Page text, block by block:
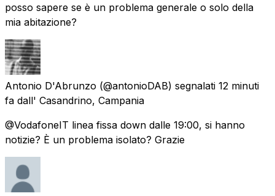
posso sapere se è un problema generale o solo della
mia abitazione?
Antonio D'Abrunzo (@antonioDAB) segnalati 12 minuti
fa dall' Casandrino, Campania
@VodafoneIT linea fissa down dalle 19:00, si hanno
notizie? È un problema isolato? Grazie